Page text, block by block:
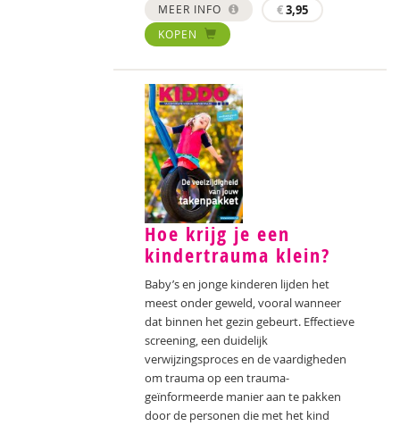
MEER INFO €3,95
KOPEN
Hoe krijg je een
kindertrauma klein?
Baby’s en jonge kinderen lijden het
meest onder geweld, vooral wanneer
dat binnen het gezin gebeurt. Effectieve
screening, een duidelijk
verwijzingsproces en de vaardigheden
om trauma op een trauma-
geïnformeerde manier aan te pakken
door de personen die met het kind